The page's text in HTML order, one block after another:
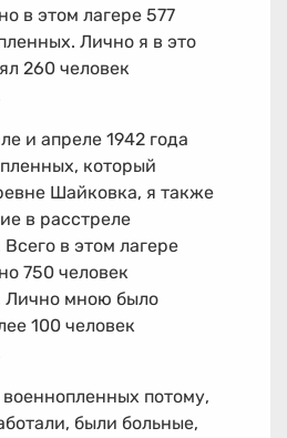
в этом лагере 577
Лично я в это
260 человек
и апреле 1942 года
который
Шайковка, я также
в расстреле
в этом лагере
750 человек
Лично мною было
100 человек
потому,
были больные,